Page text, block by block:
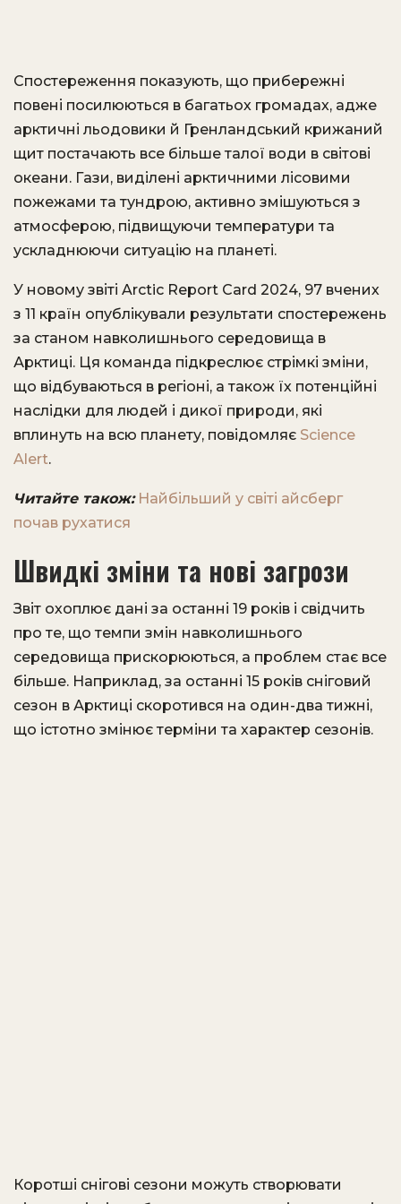
Спостереження показують, що прибережні
повені посилюються в багатьох громадах, адже
арктичні льодовики й Гренландський крижаний
щит постачають все більше талої води в світові
океани. Гази, виділені арктичними лісовими
пожежами та тундрою, активно змішуються з
атмосферою, підвищуючи температури та
ускладнюючи ситуацію на планеті.
У новому звіті Arctic Report Card 2024, 97 вчених
з 11 країн опублікували результати спостережень
за станом навколишнього середовища в
Арктиці. Ця команда підкреслює стрімкі зміни,
що відбуваються в регіоні, а також їх потенційні
наслідки для людей і дикої природи, які
вплинуть на всю планету, повідомляє Science
Alert.
Читайте також: Найбільший у світі айсберг
почав рухатися
Швидкі зміни та нові загрози
Звіт охоплює дані за останні 19 років і свідчить
про те, що темпи змін навколишнього
середовища прискорюються, а проблем стає все
більше. Наприклад, за останні 15 років сніговий
сезон в Арктиці скоротився на один-два тижні,
що істотно змінює терміни та характер сезонів.
Коротші снігові сезони можуть створювати